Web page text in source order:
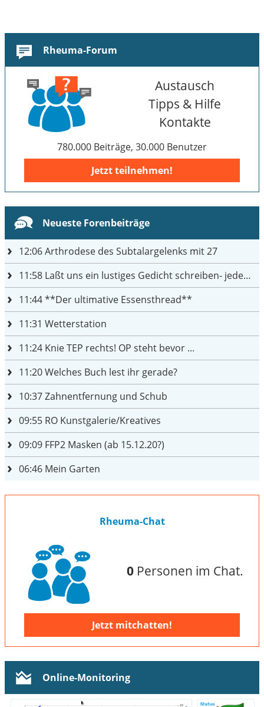
Rheuma-Forum
Austausch
Tipps & Hilfe
Kontakte
780.000 Beiträge, 30.000 Benutzer
Jetzt teilnehmen!
Neueste Forenbeiträge
12:06Arthrodese des Subtalargelenks mit 27
11:58 Laßt uns ein lustiges Gedicht schreiben- jeder einen Satz
11:44**Der ultimative Essensthread**
11:31 Wetterstation
11:24 Knie TEP rechts! OP steht bevor ...
11:20Welches Buch lest ihr gerade?
10:37Zahnentfernung und Schub
09:55 RO Kunstgalerie/Kreatives
09:09 FFP2 Masken (ab 15.12.20?)
06:46 Mein Garten
Rheuma-Chat
0Personen im Chat.
Jetzt mitchatten!
Online-Monitoring